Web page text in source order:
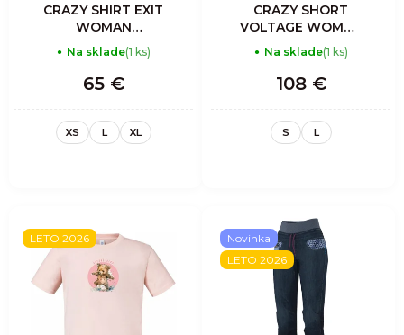
CRAZY SHIRT EXIT
WOMAN
BLOSSOM
Na sklade(1 ks)
65 €
XS L XL
CRAZY SHORT
VOLTAGE WOMAN
PRINT MANDALA
Na sklade(1 ks)
108 €
S L
LETO 2026
Novinka
LETO 2026